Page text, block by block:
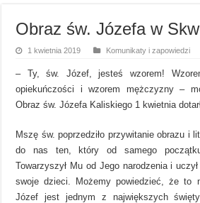
Obraz św. Józefa w
1 kwietnia 2019 Komunikaty i zapowiedzi
– Ty, św. Józef, jesteś wzorem!
opiekuńczości i wzorem mężczyzny –
Obraz św. Józefa Kaliskiego 1 kwietnia
Mszę św. poprzedziło przywitanie obrazu i
do nas ten, który od samego
Towarzyszył Mu od Jego narodzenia i
swoje dzieci. Możemy powiedzieć, że to
Józef jest jednym z największych